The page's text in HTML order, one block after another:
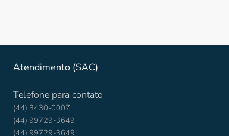
Atendimento (SAC)
Telefone para contato
(44) 3430-0007
(44) 99729-3649
(44) 99729-3649